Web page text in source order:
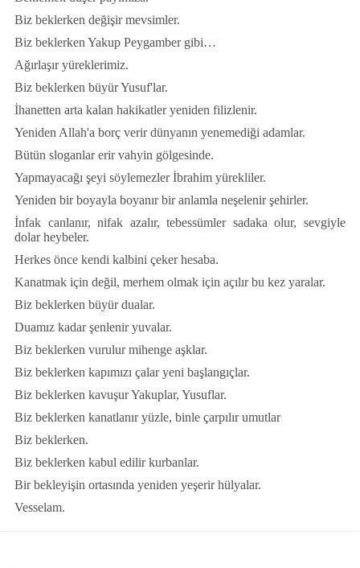
Biz beklerken değişir mevsimler.
Biz beklerken Yakup Peygamber gibi…
Ağırlaşır yüreklerimiz.
Biz beklerken büyür Yusuf'lar.
İhanetten arta kalan hakikatler yeniden filizlenir.
Yeniden Allah'a borç verir dünyanın yenemediği adamlar.
Bütün sloganlar erir vahyin gölgesinde.
Yapmayacağı şeyi söylemezler İbrahim yürekliler.
Yeniden bir boyayla boyanır bir anlamla neşelenir şehirler.
İnfak canlanır, nifak azalır, tebessümler sadaka olur, sevgiyle
dolar heybeler.
Herkes önce kendi kalbini çeker hesaba.
Kanatmak için değil, merhem olmak için açılır bu kez yaralar.
Biz beklerken büyür dualar.
Duamız kadar şenlenir yuvalar.
Biz beklerken vurulur mihenge aşklar.
Biz beklerken kapımızı çalar yeni başlangıçlar.
Biz beklerken kavuşur Yakuplar, Yusuflar.
Biz beklerken kanatlanır yüzle, binle çarpılır umutlar
Biz beklerken.
Biz beklerken kabul edilir kurbanlar.
Bir bekleyişin ortasında yeniden yeşerir hülyalar.
Vesselam.